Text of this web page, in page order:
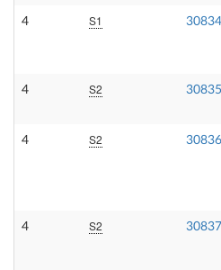
4 S1 30834
4 S2 30835
4 S2 30836
4 S2 30837